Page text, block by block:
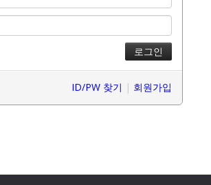
ID/PW 찾기 | 회원가입